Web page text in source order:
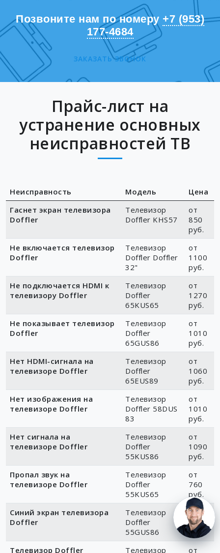
Позвоните нам по номеру +7 (953)
177-4684
ЗАКАЗАТЬ ЗВОНОК
Прайс-лист на
устранение основных
неисправностей ТВ
Неисправность Модель
Цена
Гаснет экран телевизора
Doffler
Телевизор
Doffler KHS57
от
850
руб.
Не включается телевизор
Doffler
Телевизор
Doffler Doffler
32"
от
1100
руб.
Не подключается HDMI к
телевизору Doffler
Телевизор
Doffler
65KUS65
от
1270
руб.
Не показывает телевизор
Doffler
Телевизор
Doffler
65GUS86
от
1010
руб.
Нет HDMI-сигнала на
телевизоре Doffler
Телевизор
Doffler
65EUS89
от
1060
руб.
Нет изображения на
телевизоре Doffler
Телевизор
Doffler 58DUS
83
от
1010
руб.
Нет сигнала на
телевизоре Doffler
Телевизор
Doffler
55KUS86
от
1090
руб.
Пропал звук на
телевизоре Doffler
Телевизор
Doffler
55KUS65
от
760
руб.
Синий экран телевизора
Doffler
Телевизор
Doffler
55GUS86
от
1010
руб.
Телевизор Doffler
Телевизор от